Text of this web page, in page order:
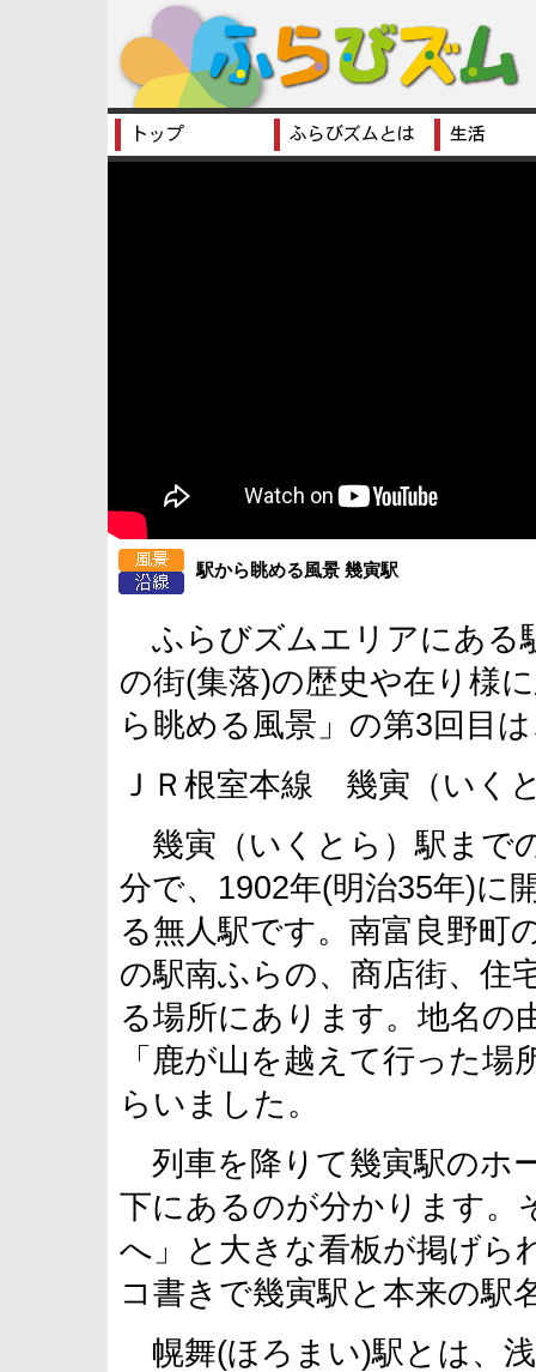
駅から眺める風景 幾寅駅
ふらびズムエリアにある
の街(集落)の歴史や在り様
ら眺める風景」の第3回目
ＪＲ根室本線 幾寅（いく
幾寅（いくとら）駅まで
分で、1902年(明治35年)に
る無人駅です。南富良野町
の駅南ふらの、商店街、住
る場所にあります。地名の
「鹿が山を越えて行った
らいました。
列車を降りて幾寅駅のホ
下にあるのが分かります。
へ」と大きな看板が掲げら
コ書きで幾寅駅と本来の駅
幌舞(ほろまい)駅とは、